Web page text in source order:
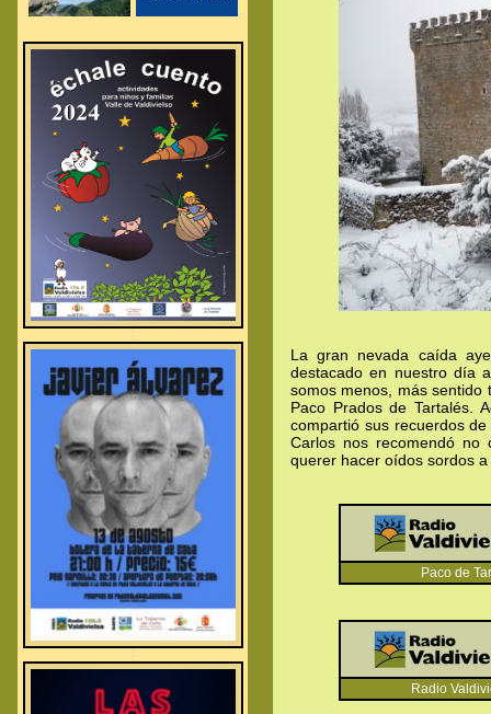
.
.
.
.
.
.
La gran nevada caída
destacado en nuestro día
somos menos, más sentido
Paco Prados de Tartalés.
compartió sus recuerdos
Carlos nos recomendó
querer hacer oídos sordos
Paco de
Radio